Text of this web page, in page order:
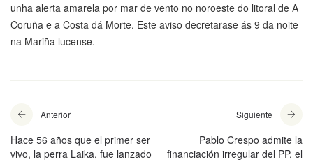
unha alerta amarela por mar de vento no noroeste do litoral de A
Coruña e a Costa dá Morte. Este aviso decretarase ás 9 da noite
na Mariña lucense.
Anterior
Hace 56 años que el primer ser
vivo, la perra Laika, fue lanzado
Siguiente
Pablo Crespo admite la
financiación irregular del PP, el